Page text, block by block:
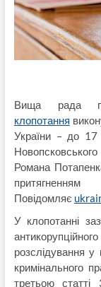
Вища рада
клопотання
України – до 17
Романа
притягненням
Повідомляє
У клопотанні
розслідування
кримінального
третьою статті